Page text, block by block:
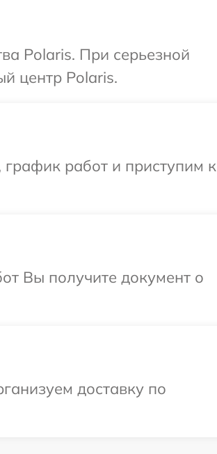
Polaris. При серьезной
центр Polaris.
работ и приступим к
Вы получите документ о
доставку по